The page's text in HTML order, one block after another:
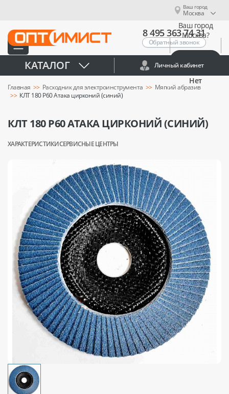
Ваш город
Москва
Ваш город
Москва?
Нет
8 495 363 74 31
Обратный звонок
КАТАЛОГ Личный кабинет
Главная Расходник для электроинструмента
Мягкий абразив
КЛТ 180 Р60 Атака цирконий (синий)
КЛТ 180 Р60 АТАКА ЦИРКОНИЙ (СИНИЙ)
ХАРАКТЕРИСТИКИСЕРВИСНЫЕ ЦЕНТРЫ